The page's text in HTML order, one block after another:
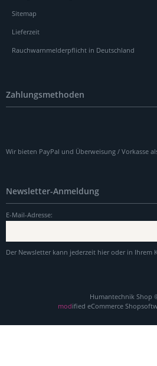
Sitemap
Lieferzeit
Rauchwarnmelderpflicht in Deutschland
Zahlungsmethoden
Wir bieten PayPal und Überweisung / Vorkasse
Newsletter-Anmeldung
E-Mail-Adresse:
Der Newsletter kann jederzeit hier oder in
Humantechnik Shop
modified eCommerce